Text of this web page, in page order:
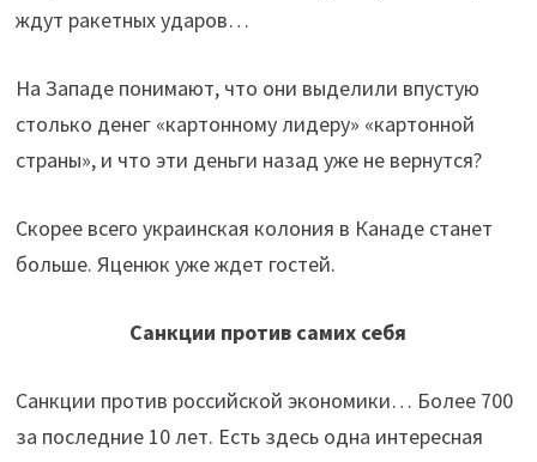
ждут ракетных ударов…
На Западе понимают, что они выделили впустую
столько денег «картонному лидеру» «картонной
страны», и что эти деньги назад уже не вернутся?
Скорее всего украинская колония в Канаде станет
больше. Яценюк уже ждет гостей.
Санкции против самих себя
Санкции против российской экономики… Более 700
за последние 10 лет. Есть здесь одна интересная